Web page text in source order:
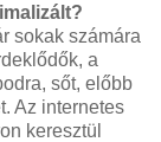
sokak számára
a
sőt, előbb
Az internetes
keresztül